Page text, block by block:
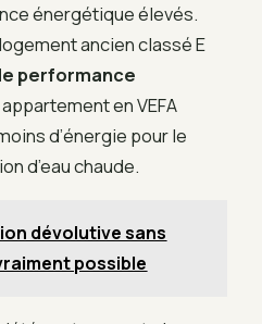
énergétique élevés.
ancien classé E
performance
appartement en VEFA
d’énergie pour le
d’eau chaude.
dévolutive sans
possible